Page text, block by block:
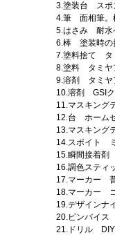
3.塗装台 スポ
4.筆 面相筆。
5.はさみ 耐水
6.棒 塗装時の
7.塗料捨て タ
8.塗料 タミヤ
9.溶剤 タミヤ
10.溶剤 GSIク
11.マスキング
12.台 ホーム
13.マスキング
14.スポイト
15.瞬間接着剤
16.調色スティ
17.マーカー
18.マーカー
19.デザインナ
20.ピンバイス
21.ドリル DIY